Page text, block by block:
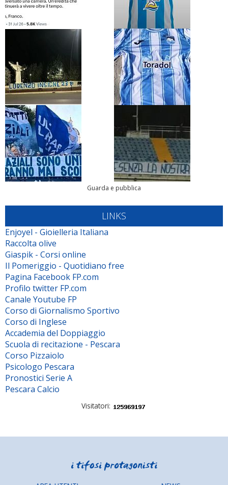
Guarda e pubblica
LINKS
Enjoyel - Gioielleria Italiana
Raccolta olive
Giaspik - Corsi online
Il Pomeriggio - Quotidiano free
Pagina Facebook FP.com
Profilo twitter FP.com
Canale Youtube FP
Corso di Giornalismo Sportivo
Corso di Inglese
Accademia del Doppiaggio
Scuola di recitazione - Pescara
Corso Pizzaiolo
Psicologo Pescara
Pronostici Serie A
Pescara Calcio
Visitatori: